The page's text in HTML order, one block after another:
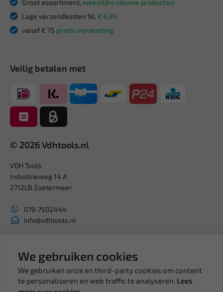
Groot assortiment, wekelijks nieuwe producten
Lage verzendkosten NL € 6,95
vanaf € 75 gratis verzending
Veilig betalen met
© 2026 Vdhtools.nl
VDH Tools
Industrieweg 14 A
2712LB Zoetermeer
079-7502444
info@vdhtools.nl
BTW: NL819958657B01
We gebruiken cookies
We gebruiken onze en third-party cookies om content
te personaliseren en web traffic te analyseren. Lees